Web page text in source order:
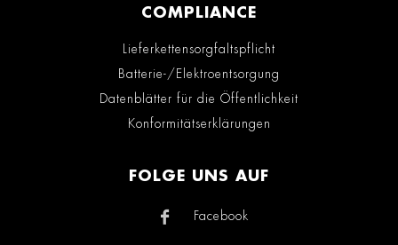
COMPLIANCE
Lieferkettensorgfaltspflicht
Batterie-/Elektroentsorgung
Datenblätter für die Öffentlichkeit
Konformitätserklärungen
FOLGE UNS AUF
Facebook